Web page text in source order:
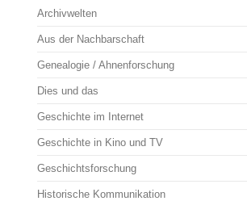
Archivwelten
Aus der Nachbarschaft
Genealogie / Ahnenforschung
Dies und das
Geschichte im Internet
Geschichte in Kino und TV
Geschichtsforschung
Historische Kommunikation